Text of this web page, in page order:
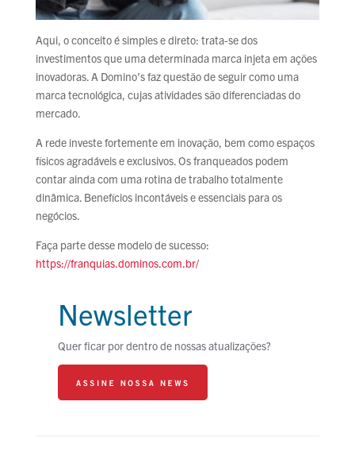
Aqui, o conceito é simples e direto: trata-se dos
investimentos que uma determinada marca injeta em ações
inovadoras. A Domino’s faz questão de seguir como uma
marca tecnológica, cujas atividades são diferenciadas do
mercado.
A rede investe fortemente em inovação, bem como espaços
físicos agradáveis e exclusivos. Os franqueados podem
contar ainda com uma rotina de trabalho totalmente
dinâmica. Benefícios incontáveis e essenciais para os
negócios.
Faça parte desse modelo de sucesso:
https://franquias.dominos.com.br/
Newsletter
Quer ficar por dentro de nossas atualizações?